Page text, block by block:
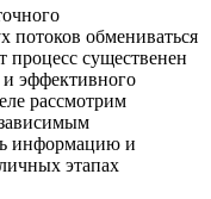
потоков обмениваться
существенен
и эффективного
рассмотрим
информацию и
этапах